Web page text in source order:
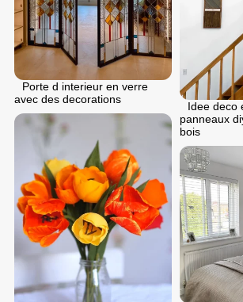
Porte d interieur en verre
avec des decorations
Idee deco
panneaux
bois